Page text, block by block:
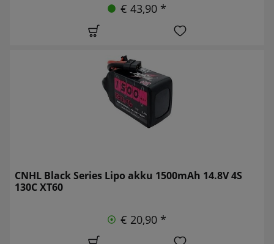
€ 43,90 *
CNHL Black Series Lipo akku 1500mAh 14.8V 4S
130C XT60
€ 20,90 *